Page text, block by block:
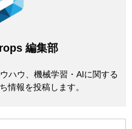
編集部
ハウ、機械学習・AIに関する
情報を投稿します。